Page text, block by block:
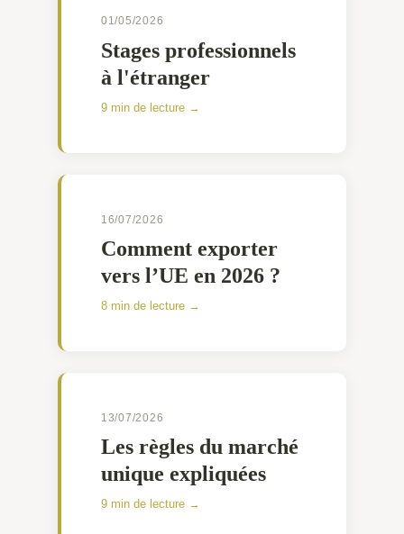
01/05/2026
Stages professionnels
à l'étranger
9 min de lecture →
16/07/2026
Comment exporter
vers l’UE en 2026 ?
8 min de lecture →
13/07/2026
Les règles du marché
unique expliquées
9 min de lecture →